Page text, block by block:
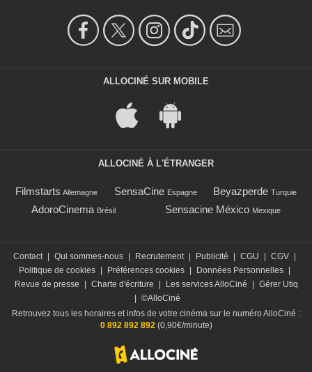
ALLOCINÉ SUR MOBILE
ALLOCINÉ À L'ÉTRANGER
Filmstarts Allemagne SensaCine Espagne Beyazperde Turquie
AdoroCinema Brésil Sensacine México Mexique
Contact Qui sommes-nous Recrutement Publicité CGU CGV
Politique de cookies
Préférences cookies Données Personnelles
Revue de presse
Charte d'écriture Les services AlloCiné
Gérer Utiq
©AlloCiné
Retrouvez tous les horaires et infos de votre cinéma sur le numéro AlloCiné :
0 892 892 892(0,90€/minute)